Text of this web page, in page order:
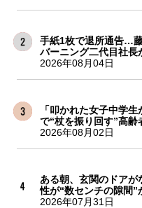
手紙1枚で退所通告…
バーニング二代目社長
2026年08月04日
「叩かれた女子中学
で“杖を振り回す”高齢
2026年08月02日
ある朝、玄関のドア
性が“数センチの隙間”
2026年07月31日